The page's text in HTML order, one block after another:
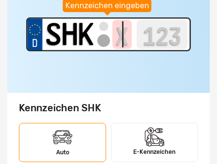
Kennzeichen eingeben
Kennzeichen SHK
Auto E-Kennzeichen